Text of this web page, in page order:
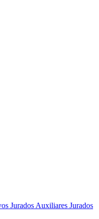
Jurados Auxiliares Jurados